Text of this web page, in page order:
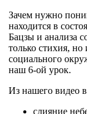
Зачем нужно
находится в
Бацзы и анализа
только стихия,
социального
наш 6-ой урок.
Из нашего видео
слияние